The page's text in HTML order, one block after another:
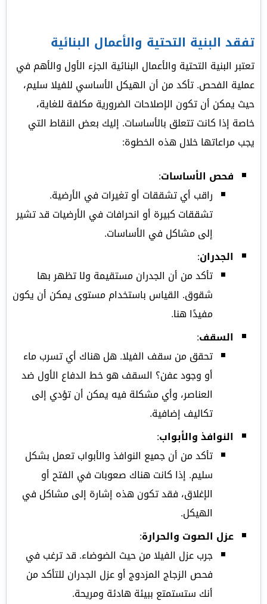
تفقد البنية التحتية والأعمال البنائية
تعتبر البنية التحتية والأعمال البنائية الجزء الأول والأهم في
عملية الفحص. تأكد من أن الهيكل الأساسي للفيلا سليم،
حيث يمكن أن تكون الإصلاحات الضرورية مكلفة للغاية،
خاصة إذا كانت تتعلق بالأساسات. إليك بعض النقاط التي
يجب مراعاتها خلال هذه الخطوة:
فحص الأساسات:
راقب أي تشققات أو تغيرات في الأرضية.
تشققات كبيرة أو انحرافات في الأرضيات قد تشير
إلى مشاكل في الأساسات.
الجدران:
تأكد من أن الجدران مستقيمة ولا تظهر بها
شقوق. القياس باستخدام مستوى يمكن أن يكون
مفيدًا هنا.
السقف:
تحقق من سقف الفيلا. هل هناك أي تسرب ماء
أو وجود عفن؟ السقف هو خط الدفاع الأول ضد
العناصر، وأي مشكلة فيه يمكن أن تؤدي إلى
تكاليف إضافية.
النوافذ والأبواب:
تأكد من أن جميع النوافذ والأبواب تعمل بشكل
سليم. إذا كانت هناك صعوبات في الفتح أو
الإغلاق، فقد تكون هذه إشارة إلى مشاكل في
الهيكل.
عزل الصوت والحرارة:
جرب عزل الفيلا من حيث الضوضاء. قد ترغب في
فحص الزجاج المزدوج أو عزل الجدران للتأكد من
أنك ستستمتع ببيئة هادئة ومريحة.